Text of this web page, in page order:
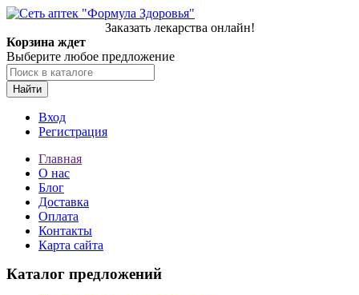
Заказать лекарства онлайн!
Корзина ждет
Выберите любое предложение
Найти
Вход
Регистрация
Главная
О нас
Блог
Доставка
Оплата
Контакты
Карта сайта
Каталог предложений